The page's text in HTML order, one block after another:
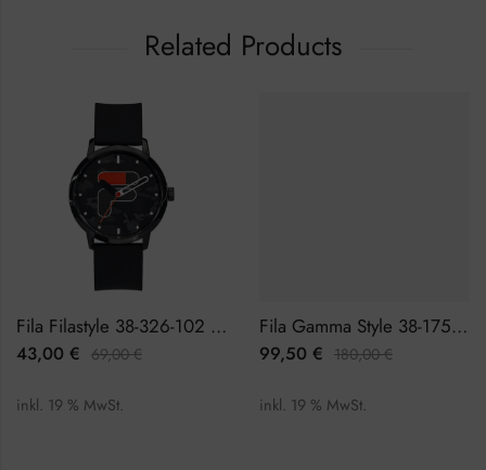
Related Products
Fila Filastyle 38-326-102 Herrenuhr
43,00 € 69,00€
inkl. 19 % MwSt.
Fila Gamma Style 38-175-002 Herrenuhr Chronograph
99,50 € 180,00€
inkl. 19 % MwSt.